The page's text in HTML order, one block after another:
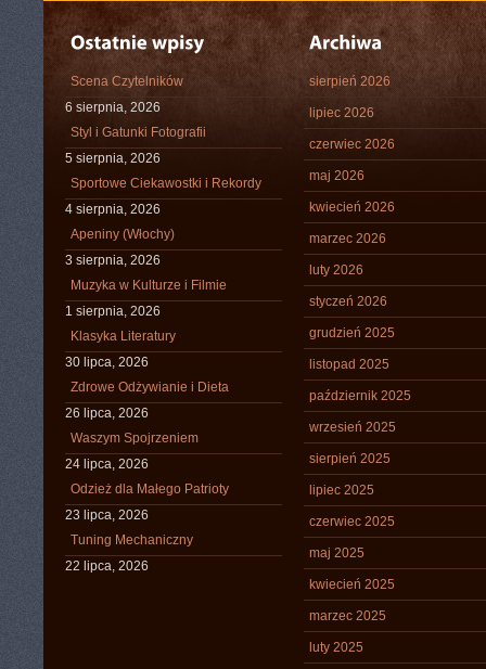
Scena Czytelników
6 sierpnia, 2026
Styl i Gatunki Fotografii
5 sierpnia, 2026
Sportowe Ciekawostki i Rekordy
4 sierpnia, 2026
Apeniny (Włochy)
3 sierpnia, 2026
Muzyka w Kulturze i Filmie
1 sierpnia, 2026
Klasyka Literatury
30 lipca, 2026
Zdrowe Odżywianie i Dieta
26 lipca, 2026
Waszym Spojrzeniem
24 lipca, 2026
Odzież dla Małego Patrioty
23 lipca, 2026
Tuning Mechaniczny
22 lipca, 2026
sierpień 2026
lipiec 2026
czerwiec 2026
maj 2026
kwiecień 2026
marzec 2026
luty 2026
styczeń 2026
grudzień 2025
listopad 2025
październik 2025
wrzesień 2025
sierpień 2025
lipiec 2025
czerwiec 2025
maj 2025
kwiecień 2025
marzec 2025
luty 2025